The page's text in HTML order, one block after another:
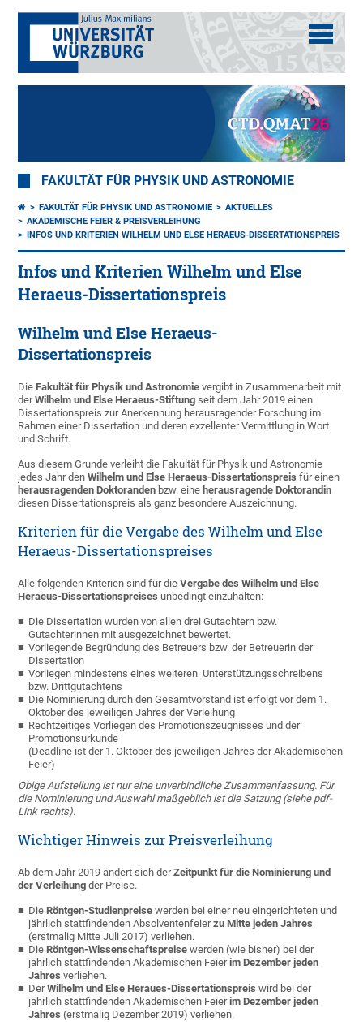
FAKULTÄT FÜR PHYSIK UND ASTRONOMIE
FAKULTÄT FÜR PHYSIK UND ASTRONOMIE
AKTUELLES
AKADEMISCHE FEIER & PREISVERLEIHUNG
INFOS UND KRITERIEN WILHELM UND ELSE HERAEUS-DISSERTATIONSPREIS
Infos und Kriterien Wilhelm und Else
Heraeus-Dissertationspreis
Wilhelm und Else Heraeus-
Dissertationspreis
DieFakultät für Physik und Astronomie vergibt in Zusammenarbeit mit
derWilhelm und Else Heraeus-Stiftung seit dem Jahr 2019 einen
Dissertationspreis zur Anerkennung herausragender Forschung im
Rahmen einer Dissertation und deren exzellenter Vermittlung in Wort
und Schrift.
Aus diesem Grunde verleiht die Fakultät für Physik und Astronomie
jedes Jahr denWilhelm und Else Heraeus-Dissertationspreis für einen
herausragenden Doktoranden bzw. eine herausragende Doktorandin
diesen Dissertationspreis als ganz besondere Auszeichnung.
Kriterien für die Vergabe des Wilhelm und Else
Heraeus-Dissertationspreises
Alle folgenden Kriterien sind für dieVergabe des Wilhelm und Else
Heraeus-Dissertationspreises unbedingt einzuhalten:
Die Dissertation wurden von allen drei Gutachtern bzw.
Gutachterinnen mit ausgezeichnet bewertet.
Vorliegende Begründung des Betreuers bzw. der Betreuerin der
Dissertation
Vorliegen mindestens eines weiteren Unterstützungsschreibens
bzw. Drittgutachtens
Die Nominierung durch den Gesamtvorstand ist erfolgt vor dem 1.
Oktober des jeweiligen Jahres der Verleihung
Rechtzeitiges Vorliegen des Promotionszeugnisses und der
Promotionsurkunde
(Deadline ist der 1. Oktober des jeweiligen Jahres der Akademischen
Feier)
Obige Aufstellung ist nur eine unverbindliche Zusammenfassung. Für
die Nominierung und Auswahl maßgeblich ist die Satzung (siehe pdf-
Link rechts).
Wichtiger Hinweis zur Preisverleihung
Ab dem Jahr 2019 ändert sich derZeitpunkt für die Nominierung und
der Verleihung der Preise.
DieRöntgen-Studienpreise werden bei einer neu eingerichteten und
jährlich stattfindenden Absolventenfeierzu Mitte jeden Jahres
(erstmalig Mitte Juli 2017) verliehen.
DieRöntgen-Wissenschaftspreise werden (wie bisher) bei der
jährlich stattfindenden Akademischen Feierim Dezember jeden
Jahres verliehen.
DerWilhelm und Else Heraues-Dissertationspreis wird bei der
jährlich stattfindenden Akademischen Feierim Dezember jeden
Jahres (erstmalig Dezember 2019) verliehen.